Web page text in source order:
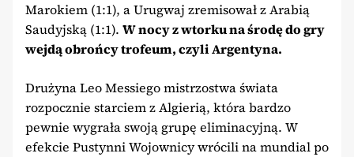
Marokiem (1:1), a Urugwaj zremisował z Arabią
Saudyjską (1:1). W nocy z wtorku na środę do gry
wejdą obrońcy trofeum, czyli Argentyna.
Drużyna Leo Messiego mistrzostwa świata
rozpocznie starciem z Algierią, która bardzo
pewnie wygrała swoją grupę eliminacyjną. W
efekcie Pustynni Wojownicy wrócili na mundial po